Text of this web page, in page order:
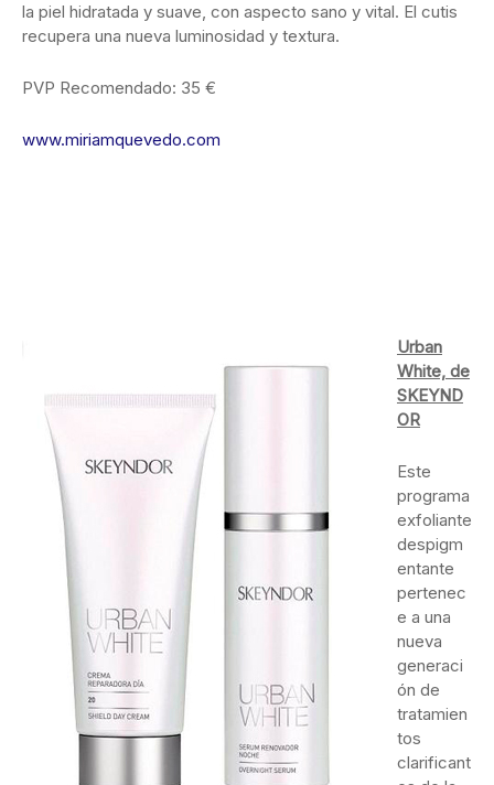
la piel hidratada y suave, con aspecto sano y vital. El cutis
recupera una nueva luminosidad y textura.
PVP Recomendado: 35 €
www.miriamquevedo.com
Urban
White, de
SKEYND
OR
Este
programa
exfoliante
despigm
entante
pertenec
e a una
nueva
generaci
ón de
tratamien
tos
clarificant